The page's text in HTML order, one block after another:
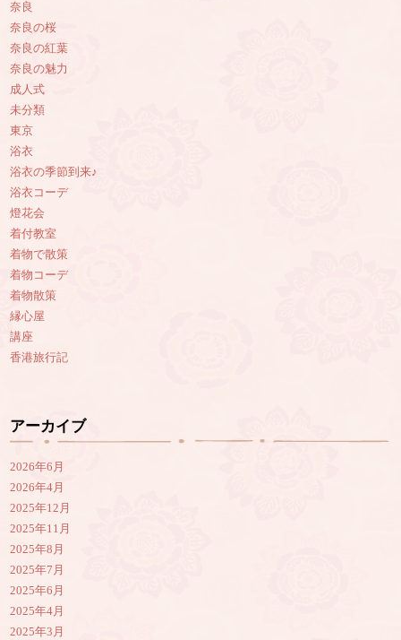
奈良
奈良の桜
奈良の紅葉
奈良の魅力
成人式
未分類
東京
浴衣
浴衣の季節到来♪
浴衣コーデ
燈花会
着付教室
着物で散策
着物コーデ
着物散策
縁心屋
講座
香港旅行記
アーカイブ
2026年6月
2026年4月
2025年12月
2025年11月
2025年8月
2025年7月
2025年6月
2025年4月
2025年3月